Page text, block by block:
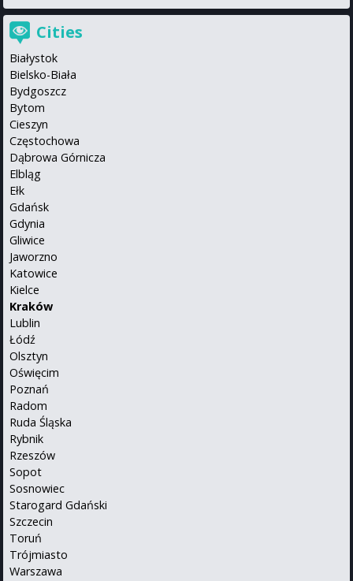
Cities
Białystok
Bielsko-Biała
Bydgoszcz
Bytom
Cieszyn
Częstochowa
Dąbrowa Górnicza
Elbląg
Ełk
Gdańsk
Gdynia
Gliwice
Jaworzno
Katowice
Kielce
Kraków
Lublin
Łódź
Olsztyn
Oświęcim
Poznań
Radom
Ruda Śląska
Rybnik
Rzeszów
Sopot
Sosnowiec
Starogard Gdański
Szczecin
Toruń
Trójmiasto
Warszawa